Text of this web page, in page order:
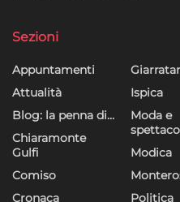
Sezioni
Appuntamenti
Attualità
Blog: la penna di…
Chiaramonte
Gulfi
Comiso
Cronaca
Ispica
Moda e
Modica
Politica